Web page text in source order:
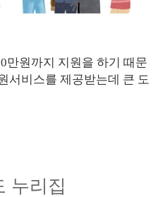
만원까지 지원을 하기 때문
서비스를 제공받는데 큰 도
누리집